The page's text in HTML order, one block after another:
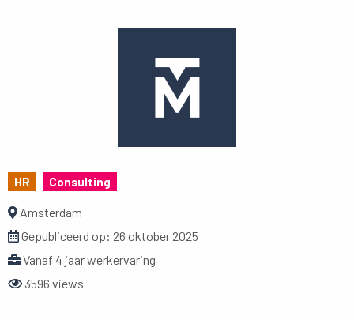
HR Consulting
Amsterdam
Gepubliceerd op: 26 oktober 2025
Vanaf 4 jaar werkervaring
3596 views